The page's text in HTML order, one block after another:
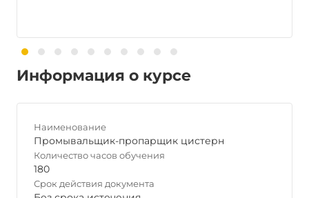
Информация о курсе
Наименование
Промывальщик-пропарщик цистерн
Количество часов обучения
180
Срок действия документа